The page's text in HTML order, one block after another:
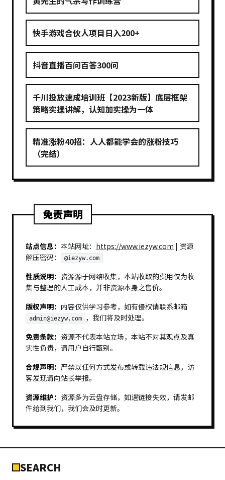
快手游戏合伙人项目日入200+
抖音直播百问百答300问
千川投放速成培训班【2023新版】底层框架
策略实操讲解，认知加实操为一体
精准涨粉40招：人人都能学会的涨粉技巧
（完结）
免责声明
站点信息： 本站网址： https://www.iezyw.com | 资源
解压密码：
@iezyw.com
性质说明： 资源源于网络收集，本站收取的费用仅为收
集与整理的人工成本，并非资源本身之售价。
版权声明： 内容仅供学习参考，如有侵权请联系邮箱
admin@iezyw.com
，我们将及时处理。
免责条款： 资源不代表本站立场，本站不对其观点及真
实性负责，请用户自行甄别。
合规声明： 严禁以任何方式发布或转载违法规信息，访
客发现请向站长举报。
资源维护： 资源多为云盘存储，如遇链接失效，请发邮
件给到我们，我们会及时更新。
SEARCH